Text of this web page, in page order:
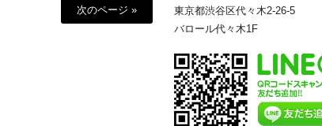
次のページ »
東京都渋谷区代々木2-26-5
バロール代々木1F